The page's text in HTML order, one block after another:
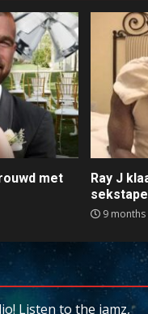
met
Ray J
sekstape
9 months
Listen to the jamz,